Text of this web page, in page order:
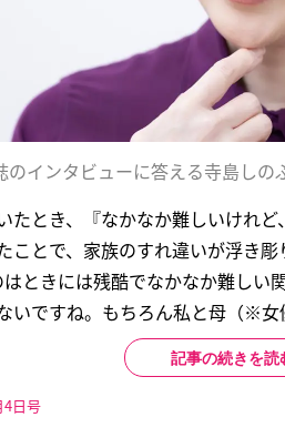
のインタビューに答える寺島しの
たとき、『なかなか難しいけれ
ことで、家族のすれ違いが浮き
ときには残酷でなかなか難しい
いですね。もちろん私と母（※
記事の続きを読
4日号